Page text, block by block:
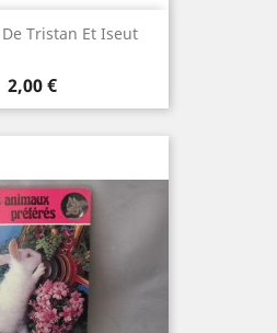
De Tristan Et Iseut
Prix
2,00 €